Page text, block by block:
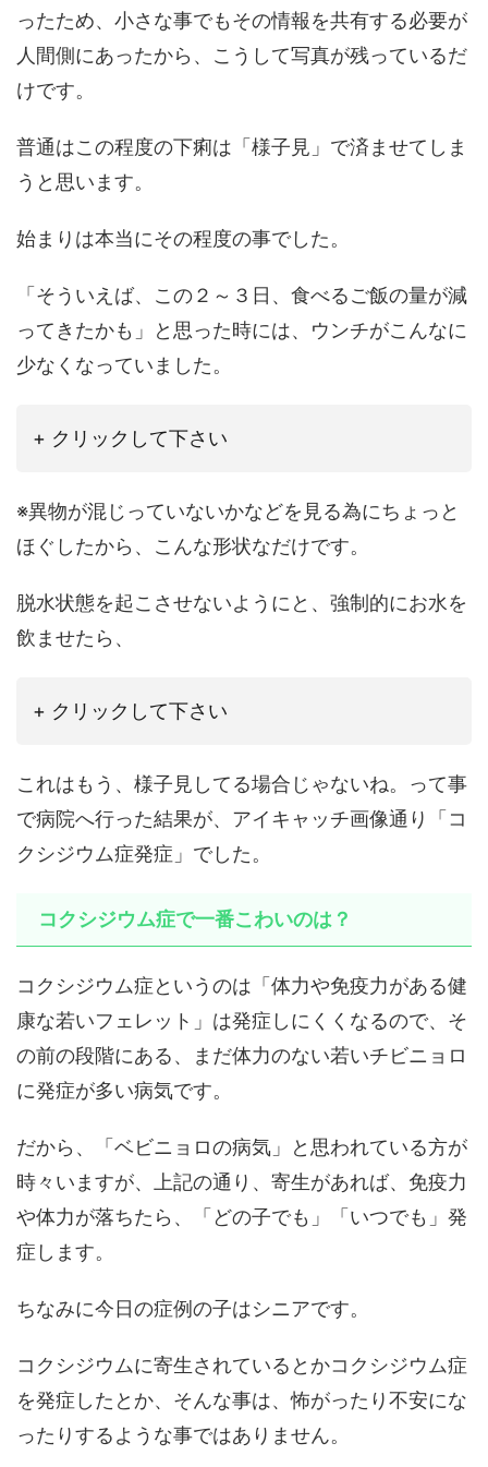
ったため、小さな事でもその情報を共有する必要が
人間側にあったから、こうして写真が残っているだ
けです。
普通はこの程度の下痢は「様子見」で済ませてしま
うと思います。
始まりは本当にその程度の事でした。
「そういえば、この２～３日、食べるご飯の量が減
ってきたかも」と思った時には、ウンチがこんなに
少なくなっていました。
+ クリックして下さい
※異物が混じっていないかなどを見る為にちょっと
ほぐしたから、こんな形状なだけです。
脱水状態を起こさせないようにと、強制的にお水を
飲ませたら、
+ クリックして下さい
これはもう、様子見してる場合じゃないね。って事
で病院へ行った結果が、アイキャッチ画像通り「コ
クシジウム症発症」でした。
コクシジウム症で一番こわいのは？
コクシジウム症というのは「体力や免疫力がある健
康な若いフェレット」は発症しにくくなるので、そ
の前の段階にある、まだ体力のない若いチビニョロ
に発症が多い病気です。
だから、「ベビニョロの病気」と思われている方が
時々いますが、上記の通り、寄生があれば、免疫力
や体力が落ちたら、「どの子でも」「いつでも」発
症します。
ちなみに今日の症例の子はシニアです。
コクシジウムに寄生されているとかコクシジウム症
を発症したとか、そんな事は、怖がったり不安にな
ったりするような事ではありません。